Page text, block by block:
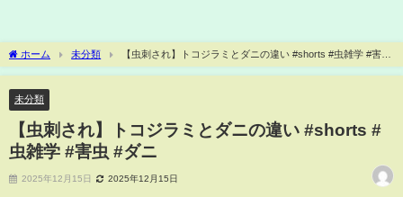
ホーム 未分類
【虫刺され】トコジラミとダニの違い #shorts #虫雑学 #害虫
#ダニ
未分類
【虫刺され】トコジラミとダニの違い #shorts #
虫雑学 #害虫 #ダニ
2025年12月15日 2025年12月15日